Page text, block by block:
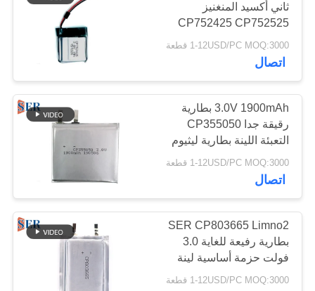
حزمة بطارية الدراجة
الكهربائية
9
بطارية سيارة RC
9
ثاني أكسيد المنغنيز
CP752425 CP752525
بطارية جراب 3 فولت غير
قابلة لإعادة الشحن
1-12USD/PC MOQ:3000 قطعة
اتصال
3.0V 1900mAh بطارية
رقيقة جدا CP355050
التعبئة اللينة بطارية ليثيوم
منغنيز ثاني أكسيد المنغنيز
1-12USD/PC MOQ:3000 قطعة
اتصال
SER CP803665 Limno2
بطارية رفيعة للغاية 3.0
فولت حزمة أساسية لينة
بطارية ليثيوم المنغنيز
1-12USD/PC MOQ:3000 قطعة